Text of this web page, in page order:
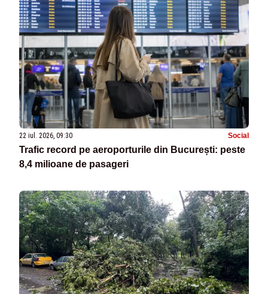
22 iul. 2026, 09:30 Social
Trafic record pe aeroporturile din București: peste
8,4 milioane de pasageri